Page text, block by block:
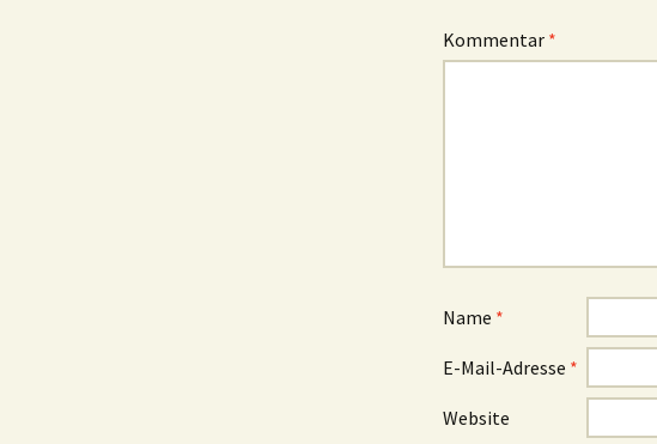
Kommentar *
Name *
E-Mail-Adresse *
Website